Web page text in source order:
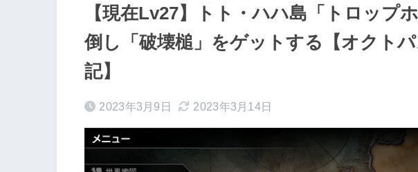
【現在Lv27】トト・ハハ島「トロップ
倒し「破壊槌」をゲットする【オクト
記】
2023年3月9日 2023年3月14日